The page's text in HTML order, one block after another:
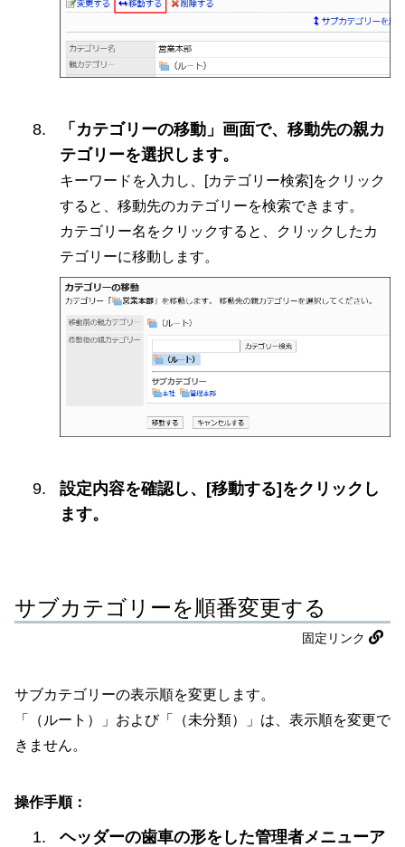
「カテゴリーの移動」画面で、移動先の親カ
テゴリーを選択します。
キーワードを入力し、[カテゴリー検索]をクリック
すると、移動先のカテゴリーを検索できます。
カテゴリー名をクリックすると、クリックしたカ
テゴリーに移動します。
設定内容を確認し、[移動する]をクリックし
ます。
サブカテゴリーを順番変更する
固定リンク
サブカテゴリーの表示順を変更します。
「（ルート）」および「（未分類）」は、表示順を変更で
きません。
操作手順：
ヘッダーの歯車の形をした管理者メニューア